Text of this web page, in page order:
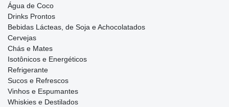
Água de Coco
Drinks Prontos
Bebidas Lácteas, de Soja e Achocolatados
Cervejas
Chás e Mates
Isotônicos e Energéticos
Refrigerante
Sucos e Refrescos
Vinhos e Espumantes
Whiskies e Destilados